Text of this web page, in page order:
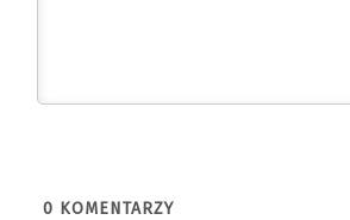
0 KOMENTARZY